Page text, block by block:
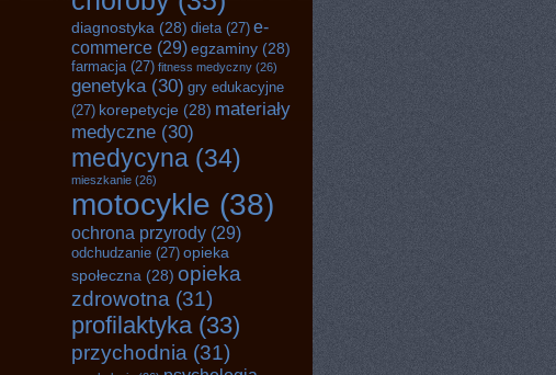
diagnostyka (28) dieta(27) e-
commerce (29)egzaminy (28)
farmacja(27) fitness medyczny (26)
genetyka(30) gry edukacyjne
(27) korepetycje (28) materiały
medyczne (30)
medycyna (34)
mieszkanie (26)
motocykle (38)
ochrona przyrody (29)
odchudzanie (27) opieka
społeczna (28) opieka
zdrowotna (31)
profilaktyka(33)
przychodnia (31)